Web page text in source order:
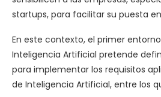
startups, para facilitar su puesta
En este contexto, el primer
Inteligencia Artificial pretende
para implementar los requisitos
de Inteligencia Artificial, entre los